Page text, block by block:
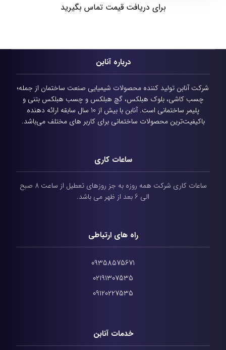
برای دریافت قیمت تماس بگیرید
درباره آنابن
شرکت آنابن تولید کننده محصولات شیمیایی صنعت ساختمان از جمله؛
چسب کاشی، بلوک هبلکس، گچ هبلکس و چسب هبلکس بتنی و
پلیمر ساختمانی است.
آنابن با بیش از 10 سال سابقه ارائه دهنده
باکیفیت‌ترین محصولات ساختمانی برای کاربر های مختلف می‌باشد.
ساعات کاری
ساعات کاری شرکت همه روزه به جز روزهای تعطیل از ساعت 8 صبح
الی 6 بعد از ظهر می باشد.
راه های ارتباطی
09358575671
02191307535
09120227535
خدمات آنابن